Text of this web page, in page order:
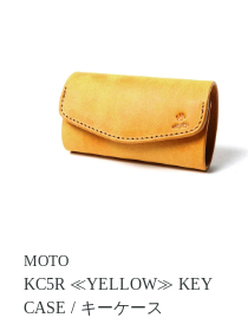
MOTO
KC5R ≪YELLOW≫ KEY
CASE / キーケース